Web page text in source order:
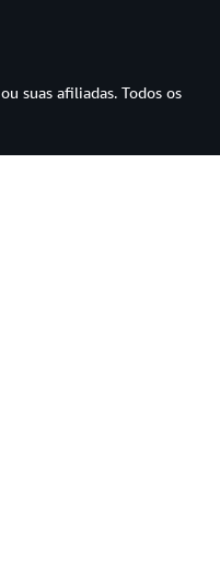
suas afiliadas. Todos os